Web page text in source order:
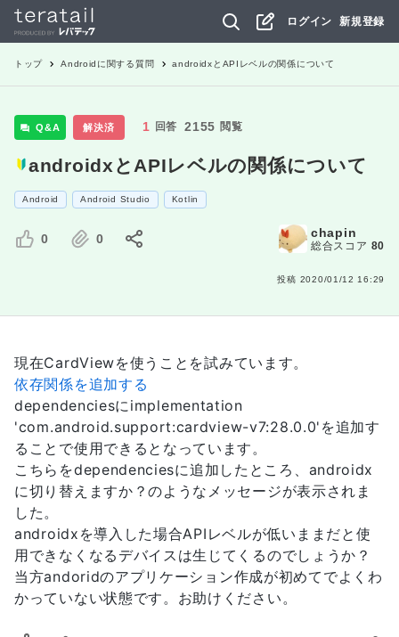
ログイン 新規登録
トップ Android に関する質問 androidxとAPIレベルの関係について
Q&A 解決済 1 回答 2155 閲覧
androidxとAPIレベルの関係について
Android Android Studio Kotlin
0 0 chapin
総合スコア 80
投稿 2020/01/12 16:29
現在CardViewを使うことを試みています。
依存関係を追加する
dependenciesにimplementation
'com.android.support:cardview-v7:28.0.0'を追加す
ることで使用できるとなっています。
こちらをdependenciesに追加したところ、androidx
に切り替えますか？のようなメッセージが表示されま
した。
androidxを導入した場合APIレベルが低いままだと使
用できなくなるデバイスは生じてくるのでしょうか？
当方andoridのアプリケーション作成が初めてでよくわ
かっていない状態です。お助けください。